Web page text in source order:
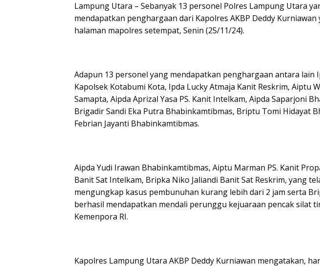
Lampung Utara – Sebanyak 13 personel Polres Lampung Utara
mendapatkan penghargaan dari Kapolres AKBP Deddy
halaman mapolres setempat, Senin (25/11/24).
Adapun 13 personel yang mendapatkan penghargaan antara lain
Kapolsek Kotabumi Kota, Ipda Lucky Atmaja Kanit Reskrim, Aiptu
Samapta, Aipda Aprizal Yasa PS. Kanit Intelkam, Aipda Saparjoni
Brigadir Sandi Eka Putra Bhabinkamtibmas, Briptu Tomi Hidayat
Febrian Jayanti Bhabinkamtibmas.
Aipda Yudi Irawan Bhabinkamtibmas, Aiptu Marman PS. Kanit
Banit Sat Intelkam, Bripka Niko Jaliandi Banit Sat Reskrim, yang
mengungkap kasus pembunuhan kurang lebih dari 2 jam serta
berhasil mendapatkan mendali perunggu kejuaraan pencak silat
Kemenpora RI.
Kapolres Lampung Utara AKBP Deddy Kurniawan mengatakan,